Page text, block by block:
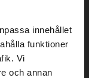
innehållet
funktioner
Vi
och annan
friends
all the